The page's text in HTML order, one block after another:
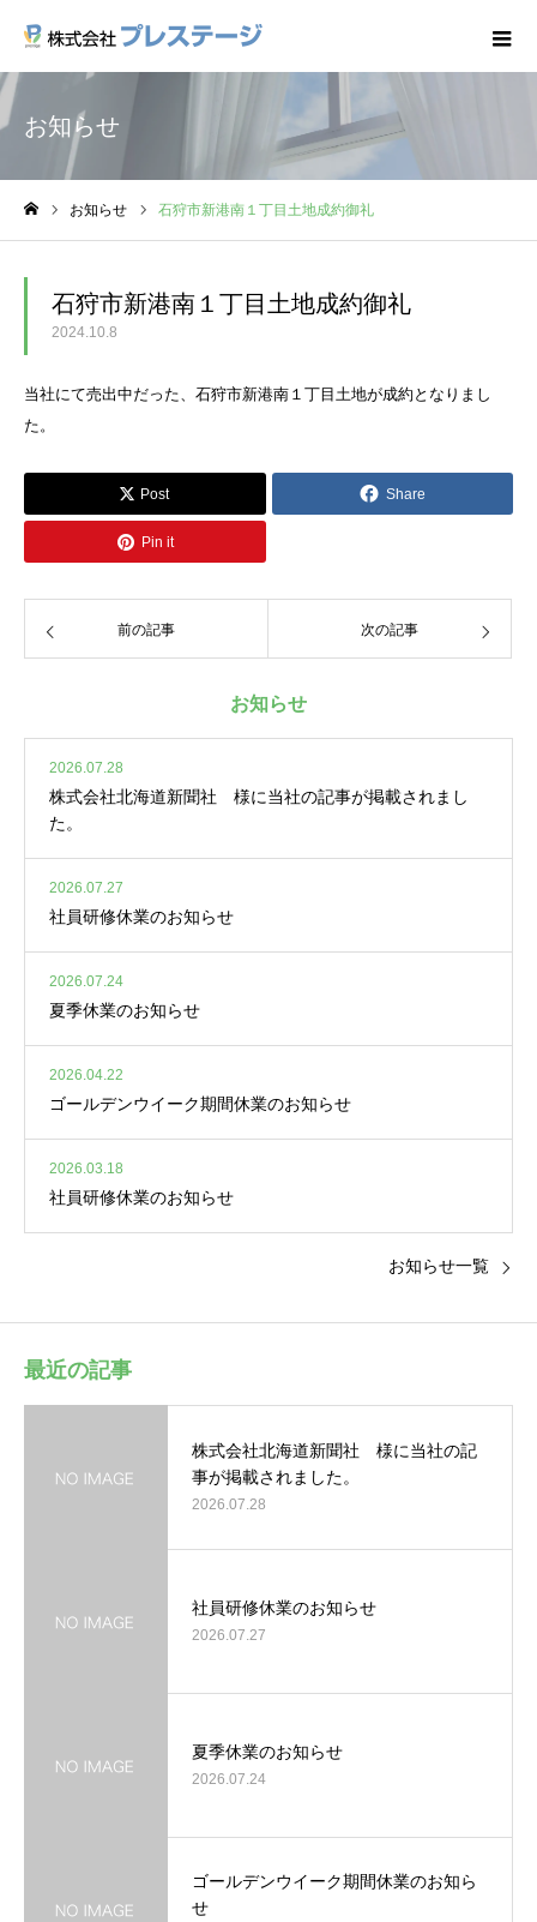
お知らせ
お知らせ 石狩市新港南１丁目土地成約御礼
石狩市新港南１丁目土地成約御礼
2024.10.8
当社にて売出中だった、石狩市新港南１丁目土地が成約となりまし
た。
Post Share
Pin it
前の記事 次の記事
お知らせ
2026.07.28
株式会社北海道新聞社 様に当社の記事が掲載されまし
た。
2026.07.27
社員研修休業のお知らせ
2026.07.24
夏季休業のお知らせ
2026.04.22
ゴールデンウイーク期間休業のお知らせ
2026.03.18
社員研修休業のお知らせ
お知らせ一覧
最近の記事
株式会社北海道新聞社 様に当社の記
事が掲載されました。
2026.07.28
社員研修休業のお知らせ
2026.07.27
夏季休業のお知らせ
2026.07.24
ゴールデンウイーク期間休業のお知ら
せ